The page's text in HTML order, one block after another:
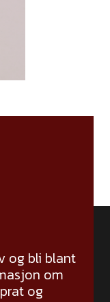
og bli blant
om
og